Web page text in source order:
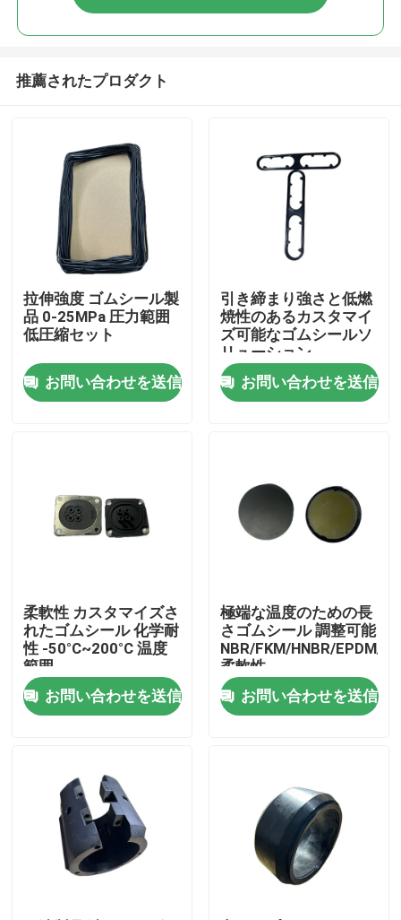
ホーム
企業情報
品質管理
お問い合わせ
ゴム製 オイル シール
回転式オイル シール
推薦されたプロダクト
拉伸強度 ゴムシール製
品 0-25MPa 圧力範囲
低圧縮セット
お問い合わせを送信
引き締まり強さと低燃
焼性のあるカスタマイ
ズ可能なゴムシールソ
リューション
お問い合わせを送信
柔軟性 カスタマイズさ
れたゴムシール 化学耐
性 -50°C~200°C 温度
範囲
お問い合わせを送信
極端な温度のための長
さゴムシール 調整可能
NBR/FKM/HNBR/EPDM/
柔軟性
お問い合わせを送信